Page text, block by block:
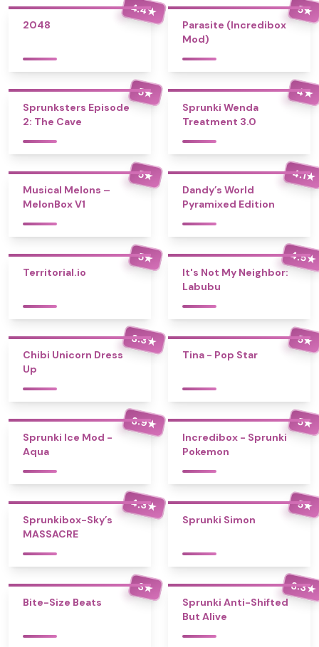
4.4★
2048
5★
Parasite (Incredibox
Mod)
5★
Sprunksters Episode
2: The Cave
4★
Sprunki Wenda
Treatment 3.0
5★
Musical Melons –
MelonBox V1
4.1★
Dandy’s World
Pyramixed Edition
5★
Territorial.io
4.5★
It's Not My Neighbor:
Labubu
3.3★
Chibi Unicorn Dress
Up
5★
Tina - Pop Star
3.9★
Sprunki Ice Mod -
Aqua
5★
Incredibox - Sprunki
Pokemon
4.3★
Sprunkibox-Sky’s
MASSACRE
5★
Sprunki Simon
3★
Bite-Size Beats
3.3★
Sprunki Anti-Shifted
But Alive